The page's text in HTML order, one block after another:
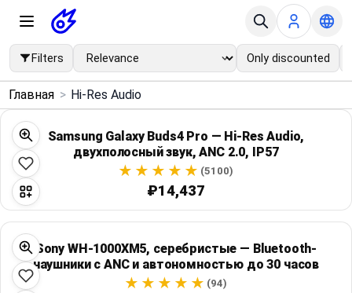
Filters Only discounted
Menu ×
Home
Search
Price Drops
Categories
Главная > Hi-Res Audio
Samsung Galaxy Buds4 Pro — Hi-Res Audio,
двухполосный звук, ANC 2.0, IP57
(5100)
₽14,437
Sony WH-1000XM5, серебристые — Bluetooth-
наушники с ANC и автономностью до 30 часов
(94)